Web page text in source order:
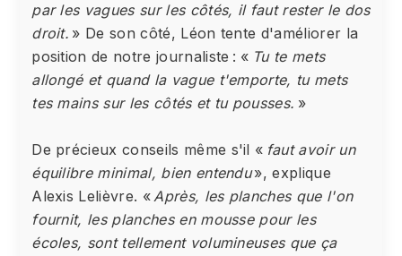
par les vagues sur les côtés, il faut rester le dos
droit. » De son côté, Léon tente d'améliorer la
position de notre journaliste : « Tu te mets
allongé et quand la vague t'emporte, tu mets
tes mains sur les côtés et tu pousses. »
De précieux conseils même s'il « faut avoir un
équilibre minimal, bien entendu», explique
Alexis Lelièvre. «Après, les planches que l'on
fournit, les planches en mousse pour les
écoles, sont tellement volumineuses que ça